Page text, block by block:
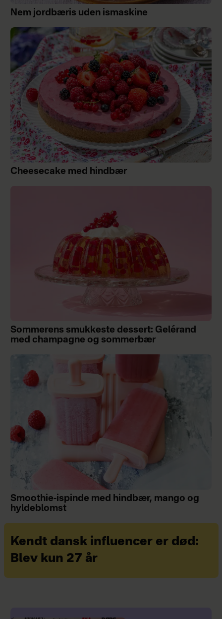
Nem jordbæris uden ismaskine
Cheesecake med hindbær
Sommerens smukkeste dessert: Gelérand
med champagne og sommerbær
Smoothie-ispinde med hindbær, mango og
hyldeblomst
Kendt dansk influencer er død:
Blev kun 27 år